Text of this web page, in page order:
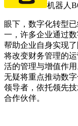
机器人
眼下，数字化转型
一，许多企业通过
帮助企业自身实现
将改变财务管理的
活的管理与增值作
无疑将重点推动数
领导者，依托领先
合作伙伴。